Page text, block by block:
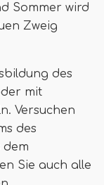
Sommer wird
Zweig
des
mit
Versuchen
des
dem
Sie auch alle